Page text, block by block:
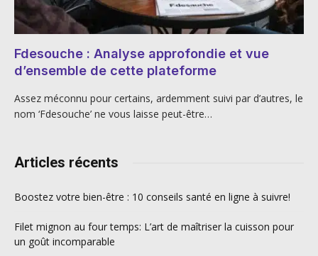
Fdesouche : Analyse approfondie et vue
d’ensemble de cette plateforme
Assez méconnu pour certains, ardemment suivi par d’autres, le
nom ‘Fdesouche’ ne vous laisse peut-être…
Articles récents
Boostez votre bien-être : 10 conseils santé en ligne à suivre!
Filet mignon au four temps: L’art de maîtriser la cuisson pour
un goût incomparable